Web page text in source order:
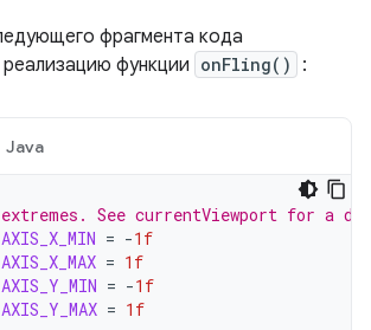
фрагмента кода
функции onFling() :
Java
See currentViewport for a
AXIS_X_MIN = -1f
AXIS_X_MAX = 1f
AXIS_Y_MIN = -1f
AXIS_Y_MAX = 1f